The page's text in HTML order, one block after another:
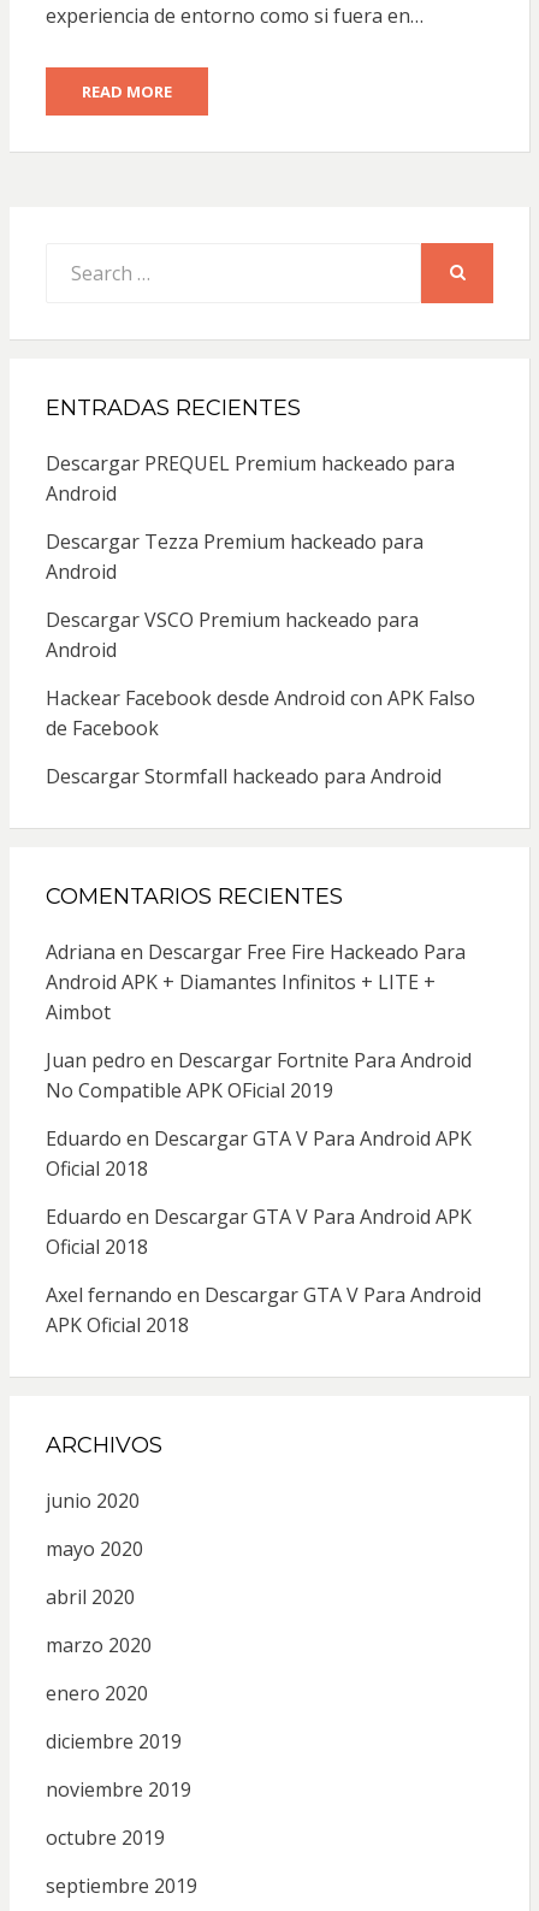
experiencia de entorno como si fuera en…
READ MORE
for:
ENTRADAS RECIENTES
Descargar PREQUEL Premium hackeado para
Android
Descargar Tezza Premium hackeado para
Android
Descargar VSCO Premium hackeado para
Android
Hackear Facebook desde Android con APK Falso
de Facebook
Descargar Stormfall hackeado para Android
COMENTARIOS RECIENTES
Adriana en Descargar Free Fire Hackeado Para
Android APK + Diamantes Infinitos + LITE +
Aimbot
Juan pedro en Descargar Fortnite Para Android
No Compatible APK OFicial 2019
Eduardo en Descargar GTA V Para Android APK
Oficial 2018
Eduardo en Descargar GTA V Para Android APK
Oficial 2018
Axel fernando en Descargar GTA V Para Android
APK Oficial 2018
ARCHIVOS
junio 2020
mayo 2020
abril 2020
marzo 2020
enero 2020
diciembre 2019
noviembre 2019
octubre 2019
septiembre 2019